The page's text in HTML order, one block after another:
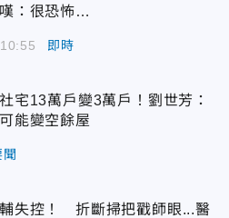
：很恐怖…
即時
宅13萬戶變3萬戶！劉世芳：
能變空餘屋
聞
失控！ 折斷掃把戳師眼...醫